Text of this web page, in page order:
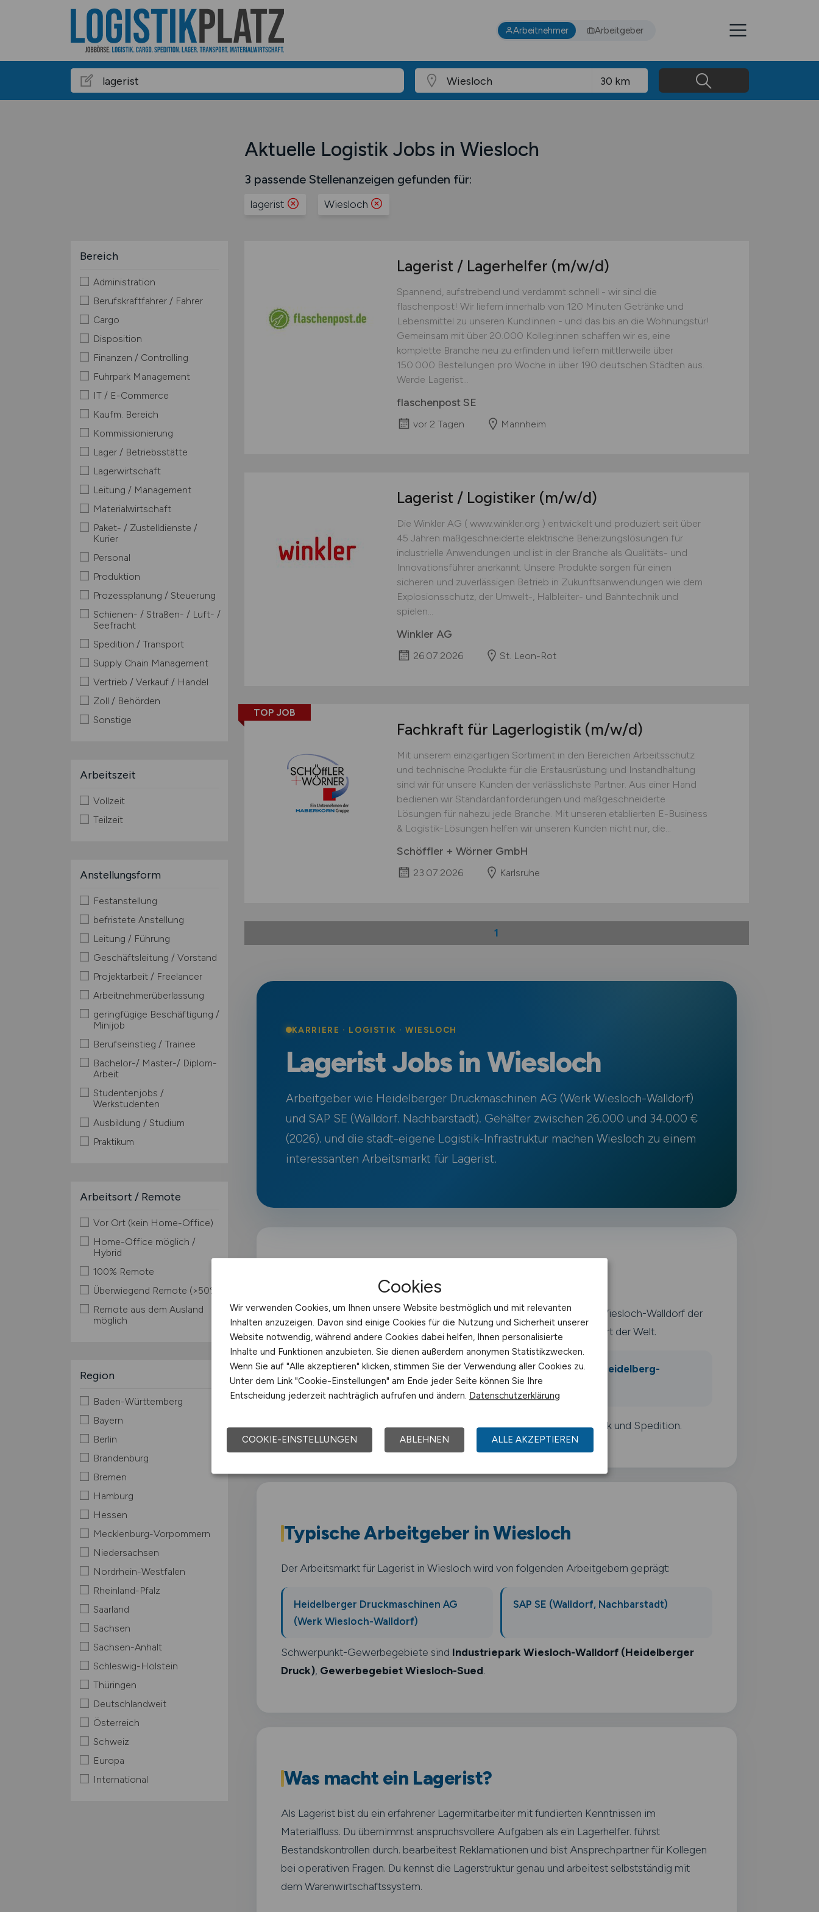
Arbeitnehmer Arbeitgeber
Aktuelle Logistik Jobs in Wiesloch
3 passende Stellenanzeigen gefunden für:
lagerist Wiesloch
Bereich
Administration
Berufskraftfahrer / Fahrer
Cargo
Disposition
Finanzen / Controlling
Fuhrpark Management
IT / E-Commerce
Kaufm. Bereich
Kommissionierung
Lager / Betriebsstätte
Lagerwirtschaft
Leitung / Management
Materialwirtschaft
Paket- / Zustelldienste /
Kurier
Personal
Produktion
Prozessplanung / Steuerung
Schienen- / Straßen- / Luft- /
Seefracht
Spedition / Transport
Supply Chain Management
Vertrieb / Verkauf / Handel
Zoll / Behörden
Sonstige
Arbeitszeit
Vollzeit
Teilzeit
Anstellungsform
Festanstellung
befristete Anstellung
Leitung / Führung
Geschäftsleitung / Vorstand
Projektarbeit / Freelancer
Arbeitnehmerüberlassung
geringfügige Beschäftigung /
Minijob
Berufseinstieg / Trainee
Bachelor-/ Master-/ Diplom-
Arbeit
Studentenjobs /
Werkstudenten
Ausbildung / Studium
Praktikum
Arbeitsort / Remote
Vor Ort (kein Home-Office)
Home-Office möglich /
Hybrid
100% Remote
Überwiegend Remote (>50%)
Remote aus dem Ausland
möglich
Region
Baden-Württemberg
Bayern
Berlin
Brandenburg
Bremen
Hamburg
Hessen
Mecklenburg-Vorpommern
Niedersachsen
Nordrhein-Westfalen
Rheinland-Pfalz
Saarland
Sachsen
Sachsen-Anhalt
Schleswig-Holstein
Thüringen
Deutschlandweit
Österreich
Schweiz
Europa
International
Lagerist / Lagerhelfer (m/w/d)
Spannend, aufstrebend und verdammt schnell - wir sind die
flaschenpost! Wir liefern innerhalb von 120 Minuten Getränke und
Lebensmittel zu unseren Kund:innen - und das bis an die Wohnungstür!
Gemeinsam mit über 20.000 Kolleg:innen schaffen wir es, eine
komplette Branche neu zu erfinden und liefern mittlerweile über
150.000 Bestellungen pro Woche in über 190 deutschen Städten aus.
Werde Lagerist...
flaschenpost SE
vor 2 Tagen Mannheim
Lagerist / Logistiker (m/w/d)
Die Winkler AG ( www.winkler.org ) entwickelt und produziert seit über
45 Jahren maßgeschneiderte elektrische Beheizungslösungen für
industrielle Anwendungen und ist in der Branche als Qualitäts- und
Innovationsführer anerkannt. Unsere Produkte sorgen für einen
sicheren und zuverlässigen Betrieb in Zukunftsanwendungen wie dem
Explosionsschutz, der Umwelt-, Halbleiter- und Bahntechnik und
spielen...
Winkler AG
26.07.2026 St. Leon-Rot
TOP JOB
Fachkraft für Lagerlogistik (m/w/d)
Mit unserem einzigartigen Sortiment in den Bereichen Arbeitsschutz
und technische Produkte für die Erstausrüstung und Instandhaltung
sind wir für unsere Kunden der verlässlichste Partner. Aus einer Hand
bedienen wir Standardanforderungen und maßgeschneiderte
Lösungen für nahezu jede Branche. Mit unseren etablierten E-Business
& Logistik-Lösungen helfen wir unseren Kunden nicht nur, die...
Schöffler + Wörner GmbH
23.07.2026 Karlsruhe
1
KARRIERE · LOGISTIK · WIESLOCH
Lagerist Jobs in Wiesloch
Arbeitgeber wie Heidelberger Druckmaschinen AG (Werk Wiesloch-Walldorf)
und SAP SE (Walldorf. Nachbarstadt). Gehälter zwischen 26.000 und 34.000 €
(2026). und die stadt-eigene Logistik-Infrastruktur machen Wiesloch zu einem
interessanten Arbeitsmarkt für Lagerist.
Wiesloch als Logistikstandort
Wiesloch ist Industriestandort im Rhein-Neckar-Kreis mit dem Werk Wiesloch-Walldorf der
Heidelberger Druckmaschinen, dem größten Druckmaschinen-Standort der Welt.
🚆 Autobahn A6 🚆
Bahnstrecke Heidelberg-
Karlsruhe
Für Lagerist bedeutet das einen Arbeitgeber-Mix mit Fokus auf Logistik und Spedition.
Typische Arbeitgeber in Wiesloch
Der Arbeitsmarkt für Lagerist in Wiesloch wird von folgenden Arbeitgebern geprägt:
Heidelberger Druckmaschinen AG
(Werk Wiesloch-Walldorf)
SAP SE (Walldorf, Nachbarstadt)
Schwerpunkt-Gewerbegebiete sind Industriepark Wiesloch-Walldorf (Heidelberger
Druck), Gewerbegebiet Wiesloch-Sued.
Was macht ein Lagerist?
Als Lagerist bist du ein erfahrener Lagermitarbeiter mit fundierten Kenntnissen im
Materialfluss. Du übernimmst anspruchsvollere Aufgaben als ein Lagerhelfer. führst
Bestandskontrollen durch. bearbeitest Reklamationen und bist Ansprechpartner für Kollegen
bei operativen Fragen. Du kennst die Lagerstruktur genau und arbeitest selbstständig mit
dem Warenwirtschaftssystem.
Cookies
Wir verwenden Cookies, um Ihnen unsere Website bestmöglich und mit relevanten
Inhalten anzuzeigen. Davon sind einige Cookies für die Nutzung und Sicherheit unserer
Website notwendig, während andere Cookies dabei helfen, Ihnen personalisierte
Inhalte und Funktionen anzubieten. Sie dienen außerdem anonymen Statistikzwecken.
Wenn Sie auf "Alle akzeptieren" klicken, stimmen Sie der Verwendung aller Cookies zu.
Unter dem Link "Cookie-Einstellungen" am Ende jeder Seite können Sie Ihre
Entscheidung jederzeit nachträglich aufrufen und ändern. Datenschutzerklärung
COOKIE-EINSTELLUNGEN ABLEHNEN ALLE AKZEPTIEREN